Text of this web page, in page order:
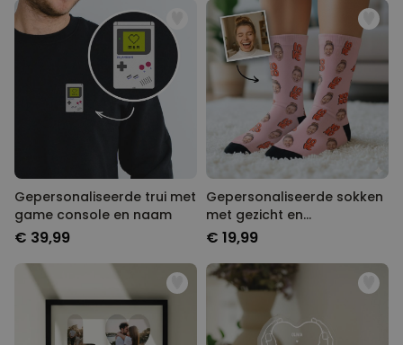
Gepersonaliseerde trui met
game console en naam
€ 39,99
Gepersonaliseerde sokken
met gezicht en
verschillende designs
€ 19,99